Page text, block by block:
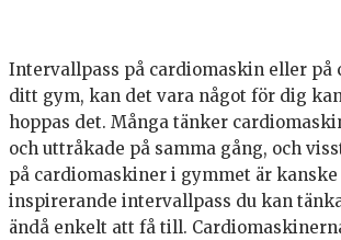
Intervallpass på cardiomaskin eller på
ditt gym, kan det vara något för dig
hoppas det. Många tänker
och uttråkade på samma gång, och
på cardiomaskiner i gymmet är
inspirerande intervallpass du kan
ändå enkelt att få till.